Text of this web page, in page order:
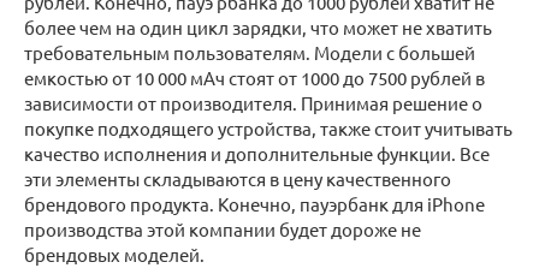
более чем на один цикл зарядки, что может не хватить
требовательным пользователям. Модели с большей
емкостью от 10 000 мАч стоят от 1000 до 7500 рублей в
зависимости от производителя. Принимая решение о
покупке подходящего устройства, также стоит учитывать
качество исполнения и дополнительные функции. Все
эти элементы складываются в цену качественного
брендового продукта. Конечно, пауэрбанк для iPhone
производства этой компании будет дороже не
брендовых моделей.